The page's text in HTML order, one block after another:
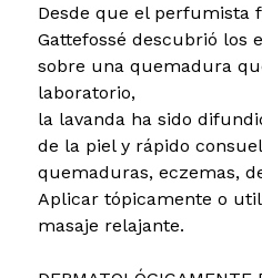
Desde que el perfumista
Gattefossé descubrió los
sobre una quemadura
laboratorio,
la lavanda ha sido
de la piel y rápido
quemaduras, eczemas,
Aplicar tópicamente o
masaje relajante.